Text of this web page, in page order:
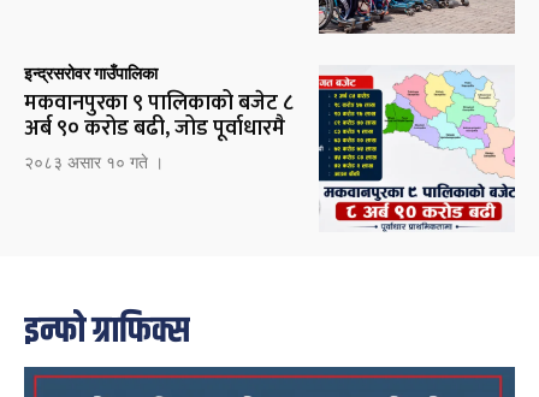
इन्द्रसरोवर गाउँपालिका
मकवानपुरका ९ पालिकाको बजेट ८
अर्ब ९० करोड बढी, जोड पूर्वाधारमै
२०८३ असार १० गते ।
इन्फो ग्राफिक्स